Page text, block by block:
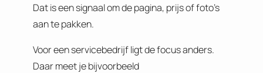
Dat is een signaal om de pagina, prijs of foto’s
aan te pakken.
Voor een servicebedrijf ligt de focus anders.
Daar meet je bijvoorbeeld